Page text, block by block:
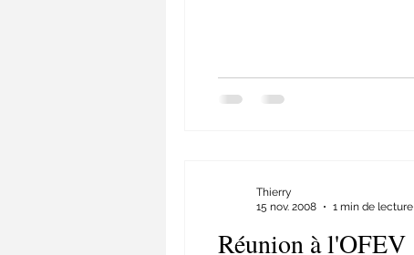
Réunion à l'OFEV
Thierry
15 nov. 2008
1 min de lecture